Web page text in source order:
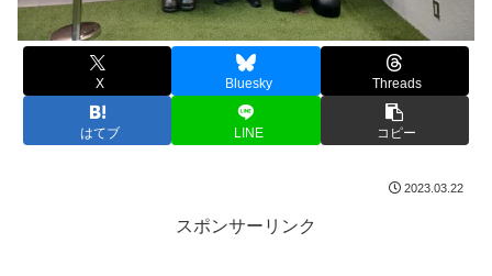
X Bluesky Threads
はてブ LINE コピー
2023.03.22
スポンサーリンク